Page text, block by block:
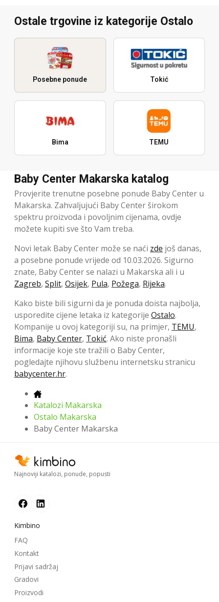
Ostale trgovine iz kategorije Ostalo
Posebne ponude Tokić
Bima TEMU
Baby Center Makarska katalog
Provjerite trenutne posebne ponude Baby Center u
Makarska. Zahvaljujući Baby Center širokom
spektru proizvoda i povoljnim cijenama, ovdje
možete kupiti sve što Vam treba.
Novi letak Baby Center može se naći zde još danas,
a posebne ponude vrijede od 10.03.2026. Sigurno
znate, Baby Center se nalazi u Makarska ali i u
Zagreb, Split, Osijek, Pula, Požega, Rijeka.
Kako biste bili sigurni da je ponuda doista najbolja,
usporedite cijene letaka iz kategorije Ostalo.
Kompanije u ovoj kategoriji su, na primjer, TEMU,
Bima, Baby Center, Tokić. Ako niste pronašli
informacije koje ste tražili o Baby Center,
pogledajte njihovu službenu internetsku stranicu
babycenter.hr.
Katalozi Makarska
Ostalo Makarska
Baby Center Makarska
Najnoviji katalozi, ponude, popusti
Kimbino
FAQ
Kontakt
Prijavi sadržaj
Gradovi
Proizvodi